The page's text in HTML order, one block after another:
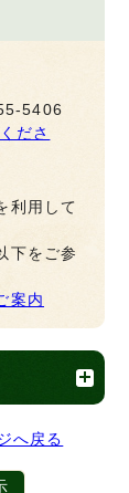
5406
ださ
利用して
下をご参
案内
へ戻る